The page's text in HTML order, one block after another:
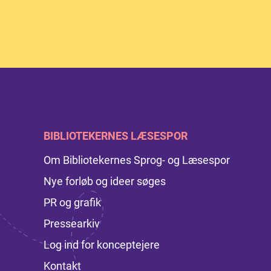
BIBLIOTEKERNES LÆSESPOR
Om Bibliotekernes Sprog- og Læsespor
Nye forløb og ideer søges
PR og grafik
Pressearkiv
Log ind for konceptejere
Kontakt